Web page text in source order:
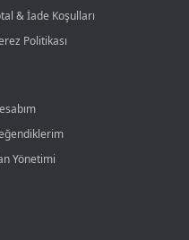
& İade Koşulları
Politikası
Yönetimi